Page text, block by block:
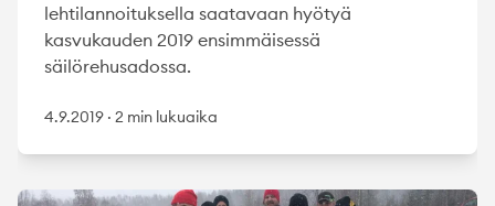
lehtilannoituksella saatavaan hyötyä
kasvukauden 2019 ensimmäisessä
säilörehusadossa.
4.9.2019 · 2 min lukuaika